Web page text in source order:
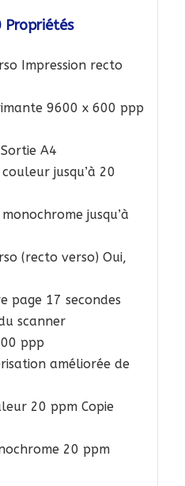
Propriétés
Impression recto
9600 x 600 ppp
A4
couleur jusqu’à 20
monochrome jusqu’à
(recto verso) Oui,
page 17 secondes
scanner
ppp
améliorée de
20 ppm Copie
20 ppm